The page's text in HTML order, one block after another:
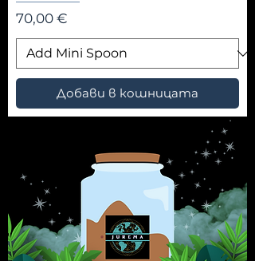
Цена
70,00 €
Добави в кошницата